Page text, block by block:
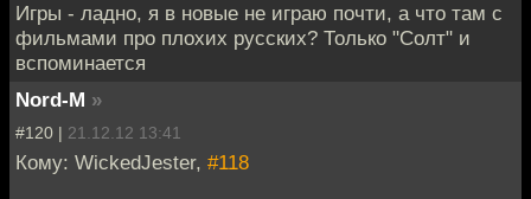
Игры - ладно, я в новые не играю почти, а что там с
фильмами про плохих русских? Только "Солт" и
вспоминается
Nord-M »
#120 | 21.12.12 13:41
Кому: WickedJester, #118